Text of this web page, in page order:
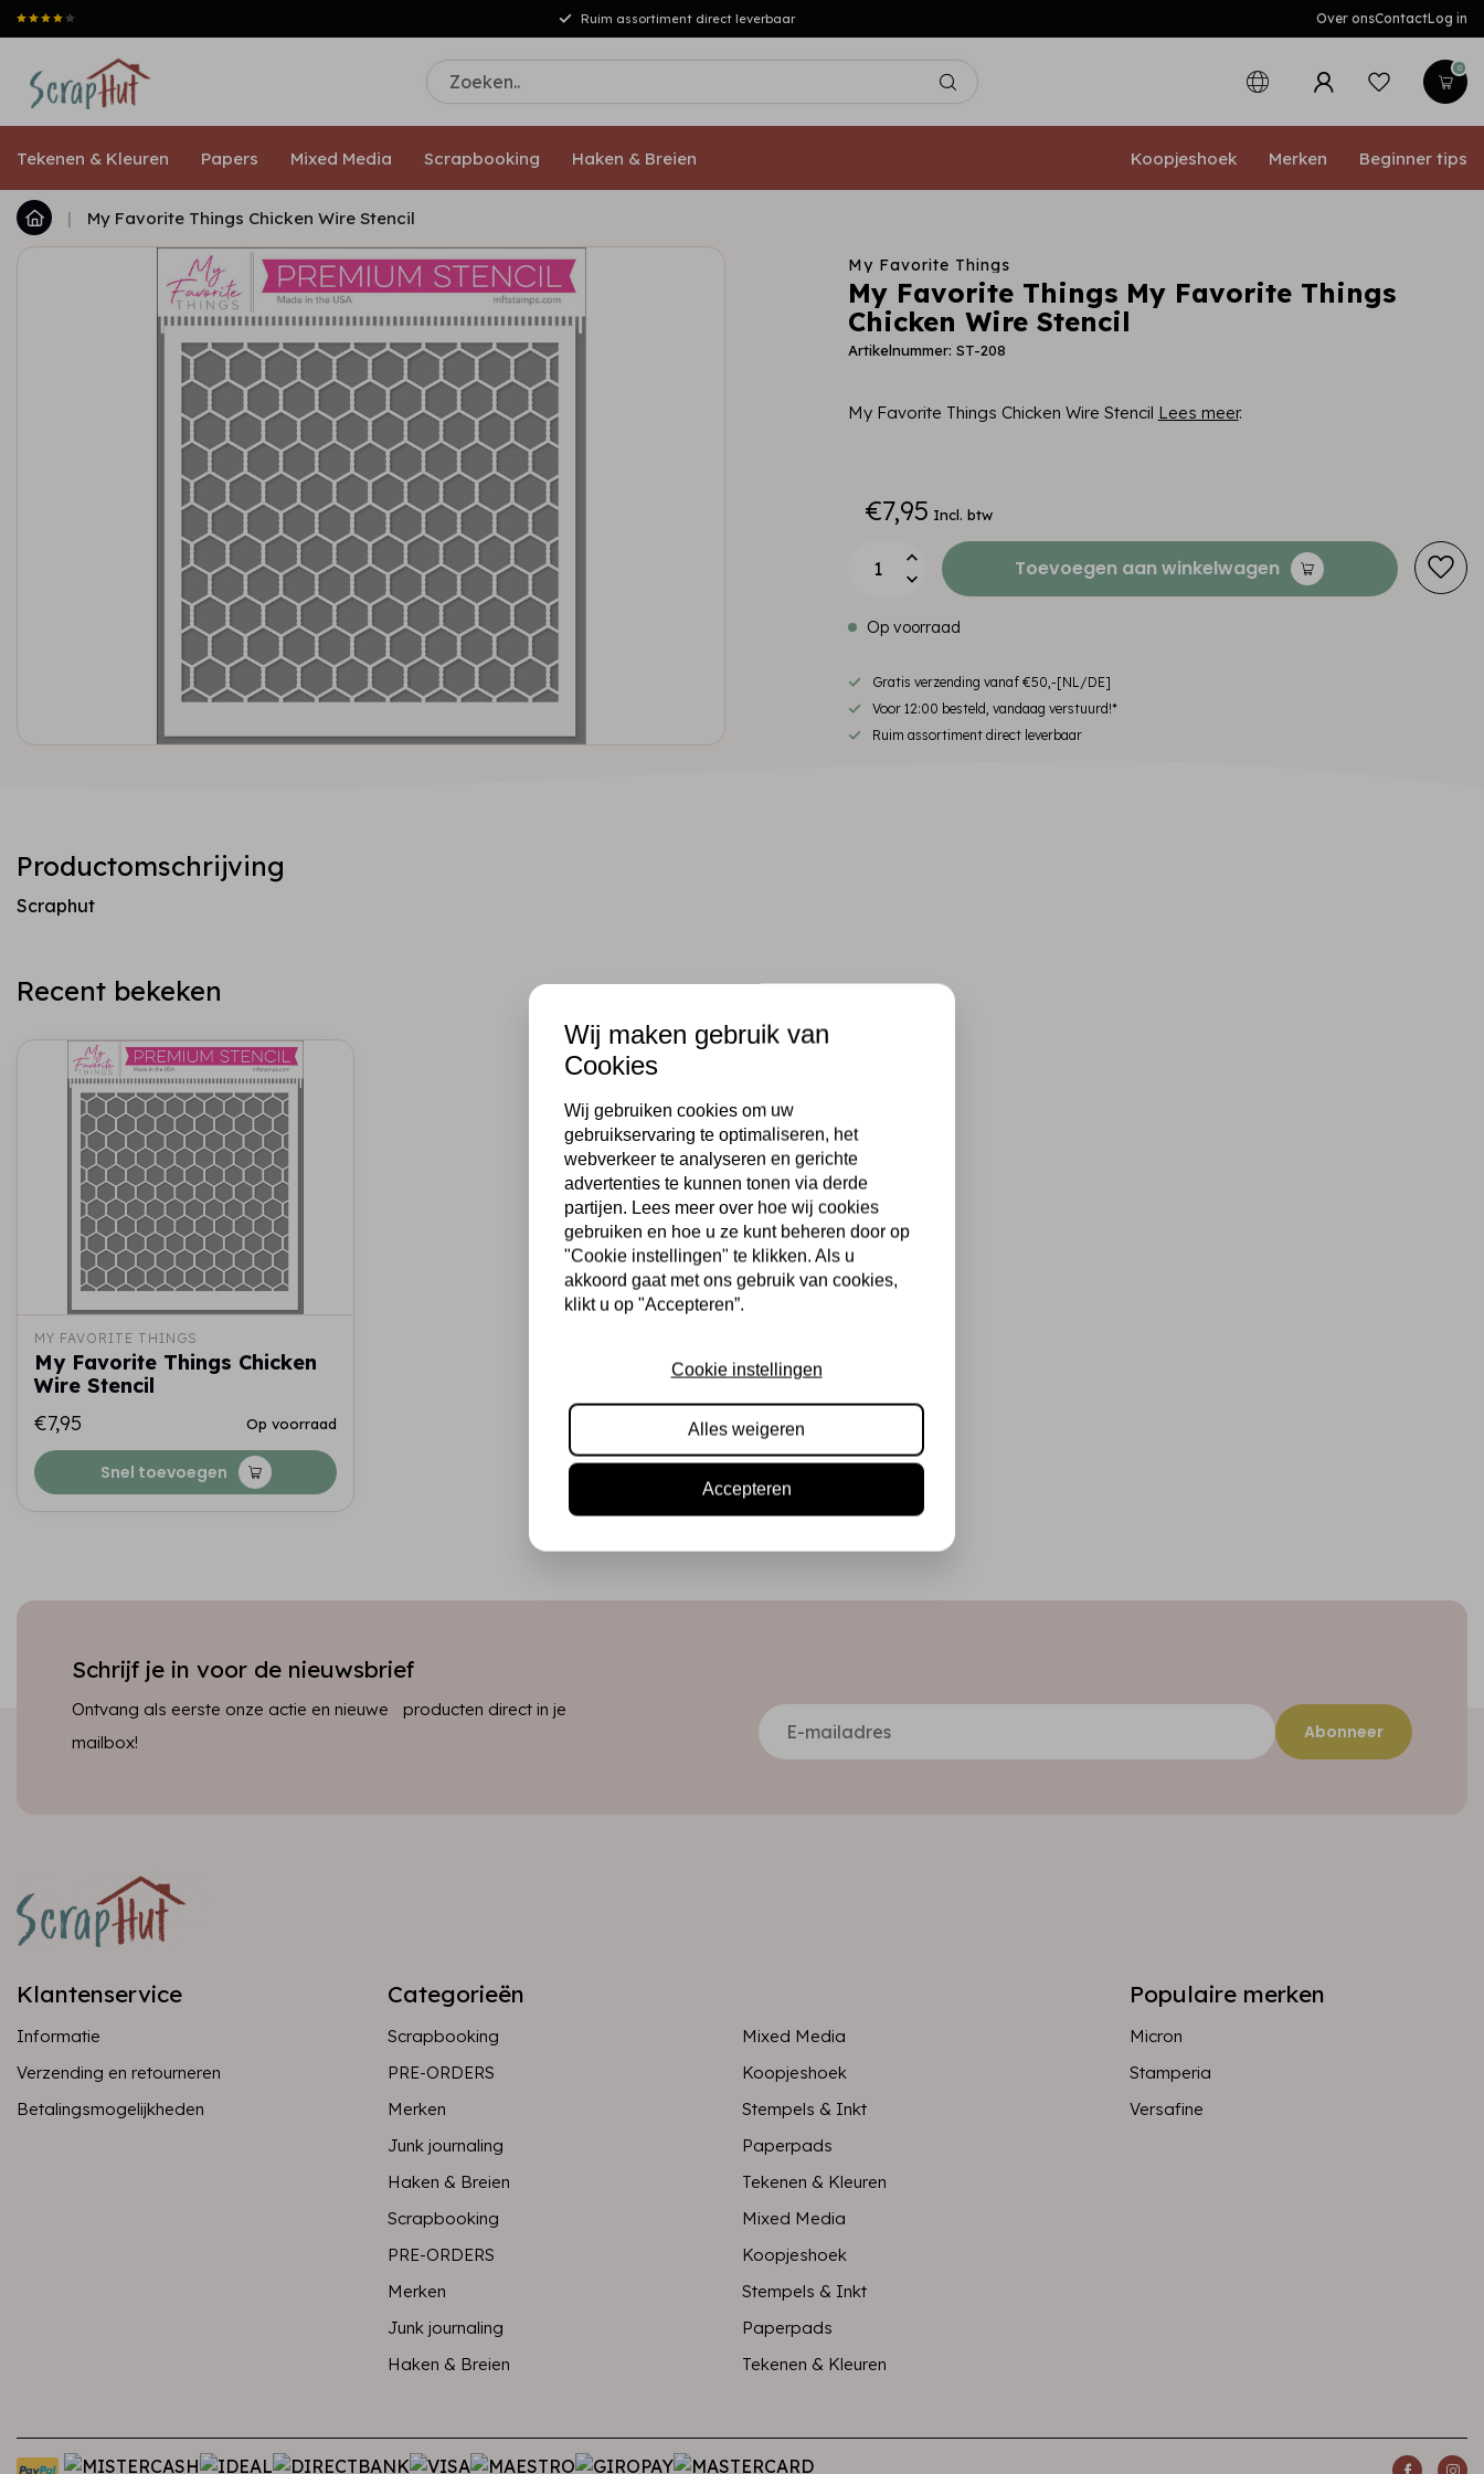
Ruim assortiment direct leverbaar Over onsContactLog in
0
Tekenen & Kleuren Papers Mixed Media Scrapbooking Haken & Breien Koopjeshoek Merken Beginner tips
| My Favorite Things Chicken Wire Stencil
My Favorite Things
My Favorite Things My Favorite Things
Chicken Wire Stencil
Artikelnummer: ST-208
My Favorite Things Chicken Wire Stencil Lees meer.
€7,95 Incl. btw
Toevoegen aan winkelwagen
Op voorraad
Gratis verzending vanaf €50,-[NL/DE]
Voor 12:00 besteld, vandaag verstuurd!*
Ruim assortiment direct leverbaar
Productomschrijving
Scraphut
Recent bekeken
MY FAVORITE THINGS
My Favorite Things Chicken
Wire Stencil
€7,95
Op voorraad
Snel toevoegen
Schrijf je in voor de nieuwsbrief
Ontvang als eerste onze actie en nieuwe producten direct in je
mailbox!
Abonneer
Klantenservice
Informatie
Verzending en retourneren
Betalingsmogelijkheden
Categorieën
Scrapbooking
Mixed Media
PRE-ORDERS
Koopjeshoek
Merken
Stempels & Inkt
Junk journaling
Paperpads
Haken & Breien
Tekenen & Kleuren
Scrapbooking
Mixed Media
PRE-ORDERS
Koopjeshoek
Merken
Stempels & Inkt
Junk journaling
Paperpads
Haken & Breien
Tekenen & Kleuren
Populaire merken
Micron
Stamperia
Versafine
Wij maken gebruik van
Cookies
Wij gebruiken cookies om uw
gebruikservaring te optimaliseren, het
webverkeer te analyseren en gerichte
advertenties te kunnen tonen via derde
partijen. Lees meer over hoe wij cookies
gebruiken en hoe u ze kunt beheren door op
"Cookie instellingen" te klikken. Als u
akkoord gaat met ons gebruik van cookies,
klikt u op "Accepteren”.
Cookie instellingen
Alles weigeren
Accepteren